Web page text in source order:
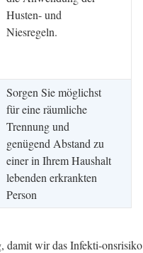
Husten- und
Niesregeln.
Sorgen Sie möglichst
für eine räumliche
Trennung und
genügend Abstand zu
einer in Ihrem Haushalt
lebenden erkrankten
Person
damit wir das Infekti-onsrisiko